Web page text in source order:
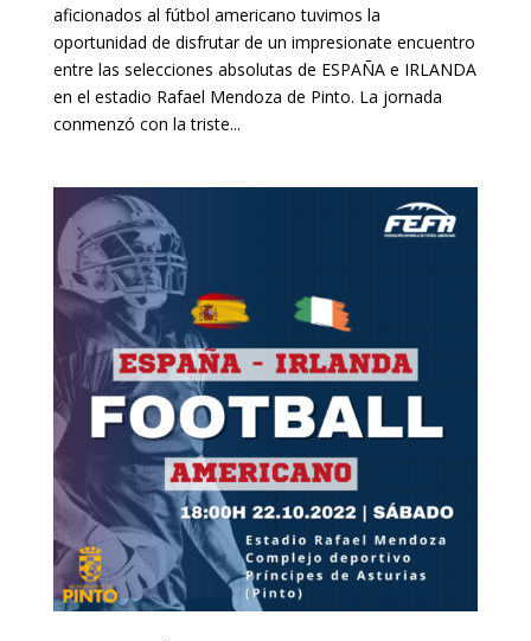
aficionados al fútbol americano tuvimos la
oportunidad de disfrutar de un impresionate encuentro
entre las selecciones absolutas de ESPAÑA e IRLANDA
en el estadio Rafael Mendoza de Pinto. La jornada
conmenzó con la triste...